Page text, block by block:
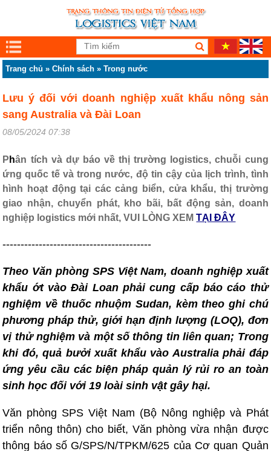
Trang chủ »Chính sách »Trong nước
Lưu ý đối với doanh nghiệp xuất khẩu nông sản
sang Australia và Đài Loan
08/05/2024 07:38
P hân tích và dự báo về thị trường logistics, chuỗi cung
ứng quốc tế và trong nước, độ tin cậy của lịch trình, tình
hình hoạt động tại các cảng biển, cửa khẩu, thị trường
giao nhận, chuyển phát, kho bãi, bất động sản, doanh
nghiệp logistics mới nhất, VUI LÒNG XEM TẠI ĐÂY
-----------------------------------------
Theo Văn phòng SPS Việt Nam, doanh nghiệp xuất
khẩu ớt vào Đài Loan phải cung cấp báo cáo thử
nghiệm về thuốc nhuộm Sudan, kèm theo ghi chú
phương pháp thử, giới hạn định lượng (LOQ), đơn
vị thử nghiệm và một số thông tin liên quan; Trong
khi đó, quả bưởi xuất khẩu vào Australia phải đáp
ứng yêu cầu các biện pháp quản lý rủi ro an toàn
sinh học đối với 19 loài sinh vật gây hại.
Văn phòng SPS Việt Nam (Bộ Nông nghiệp và Phát
triển nông thôn) cho biết, Văn phòng vừa nhận được
thông báo số G/SPS/N/TPKM/625 của Cơ quan Quản